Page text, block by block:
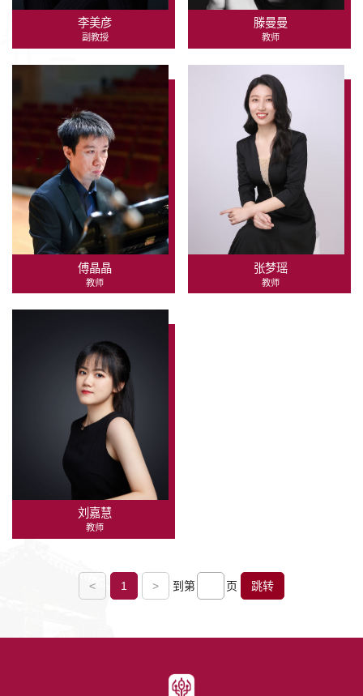
李美彦
副教授
滕曼曼
教师
傅晶晶
教师
张梦瑶
教师
刘嘉慧
教师
< 1 > 到第 页 跳转